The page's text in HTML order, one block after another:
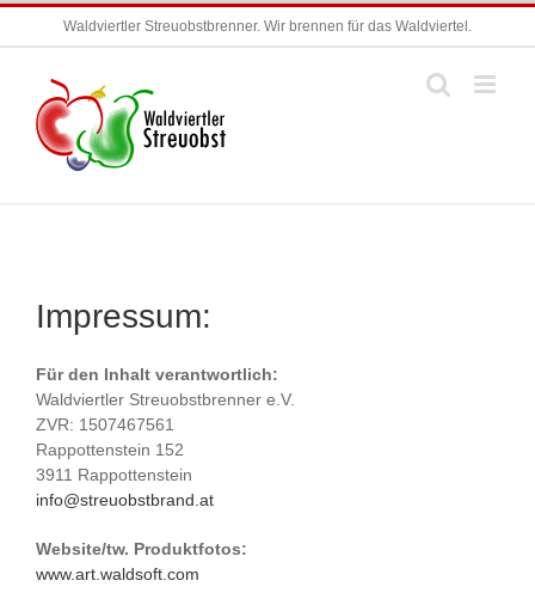
Zum
Waldviertler Streuobstbrenner. Wir brennen für das Waldviertel.
Impressum:
Für den Inhalt verantwortlich:
Waldviertler Streuobstbrenner e.V.
ZVR: 1507467561
Rappottenstein 152
3911 Rappottenstein
info@streuobstbrand.at
Website/tw. Produktfotos:
www.art.waldsoft.com